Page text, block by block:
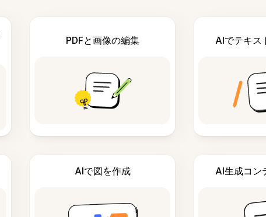
PDFと画像の編集 AIでテキス
AIで図を作成 AI生成コン